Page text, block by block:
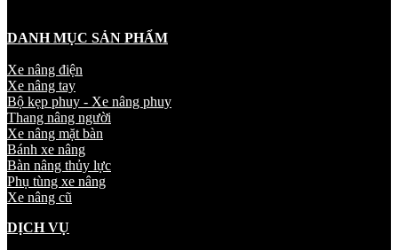
DANH MỤC SẢN PHẨM
Xe nâng điện
Xe nâng tay
Bộ kẹp phuy - Xe nâng phuy
Thang nâng người
Xe nâng mặt bàn
Bánh xe nâng
Bàn nâng thủy lực
Phụ tùng xe nâng
Xe nâng cũ
DỊCH VỤ